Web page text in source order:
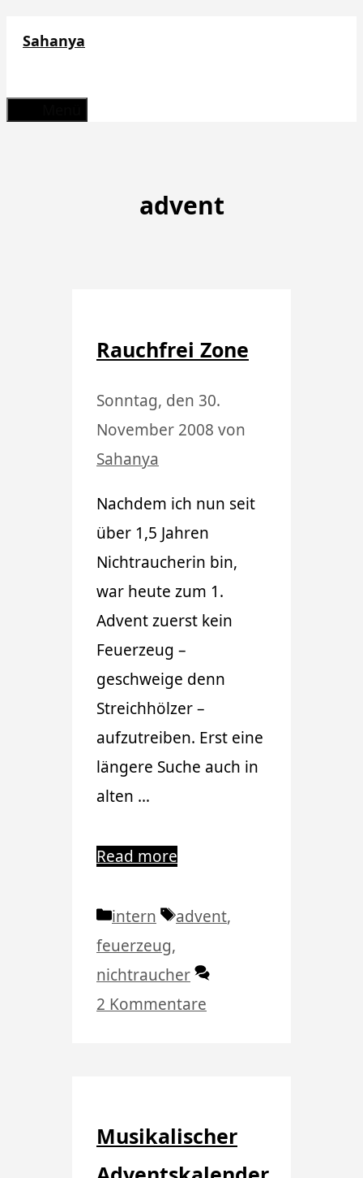
Sahanya
advent
Rauchfrei Zone
Sonntag, den 30.
November 2008 von
Sahanya
Nachdem ich nun seit
über 1,5 Jahren
Nichtraucherin bin,
war heute zum 1.
Advent zuerst kein
Feuerzeug –
geschweige denn
Streichhölzer –
aufzutreiben. Erst eine
längere Suche auch in
alten …
Read more
Kategorien
intern Schlagwörter
advent,
feuerzeug,
nichtraucher
2 Kommentare
Musikalischer